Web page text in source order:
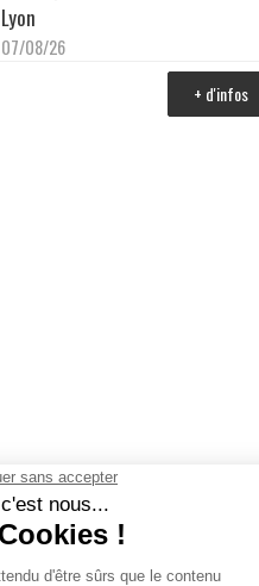
Lyon
07/08/26
+ d'infos